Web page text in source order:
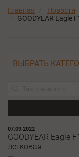
Главная
Новости
GOODYEAR Eagle
ВЫБРАТЬ
07.09.2022
GOODYEAR Eagle
легковая